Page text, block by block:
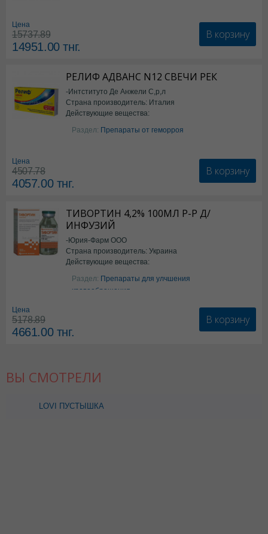
Цена
15737.89
14951.00тнг.
В корзину
РЕЛИФ АДВАНС N12 СВЕЧИ РЕК
-Интституто Де Анжели С,р,л
Страна производитель: Италия
Действующие вещества:
Бензокаин
Раздел: Препараты от геморроя
Цена
4507.78
4057.00тнг.
В корзину
ТИВОРТИН 4,2% 100МЛ Р-Р Д/
ИНФУЗИЙ
-Юрия-Фарм ООО
Страна производитель: Украина
Действующие вещества:
Аргинин
Раздел: Препараты для улчшения
кровообращения
Цена
5178.89
4661.00тнг.
В корзину
ВЫ СМОТРЕЛИ
LOVI ПУСТЫШКА